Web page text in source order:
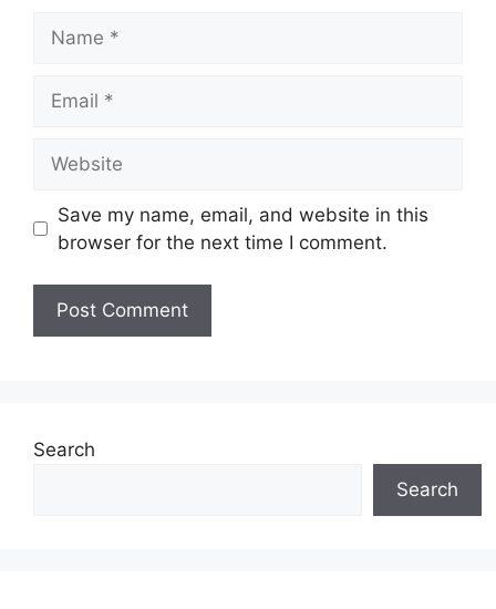
Save my name, email, and website in this
browser for the next time I comment.
Search
Search